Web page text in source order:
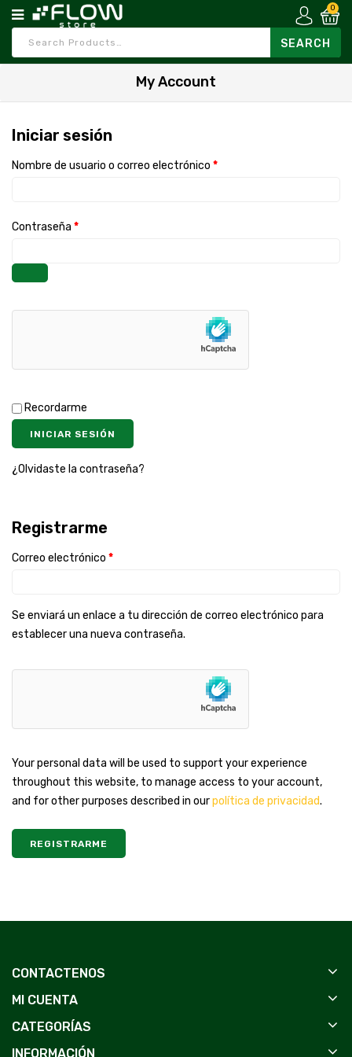
0
My Account
Iniciar sesión
Nombre de usuario o correo electrónico *
Contraseña *
Recordarme
INICIAR SESIÓN
¿Olvidaste la contraseña?
Registrarme
Correo electrónico *
Se enviará un enlace a tu dirección de correo electrónico para
establecer una nueva contraseña.
Your personal data will be used to support your experience
throughout this website, to manage access to your account,
and for other purposes described in ourpolítica de privacidad.
REGISTRARME
CONTACTENOS
MI CUENTA
CATEGORÍAS
INFORMACIÓN